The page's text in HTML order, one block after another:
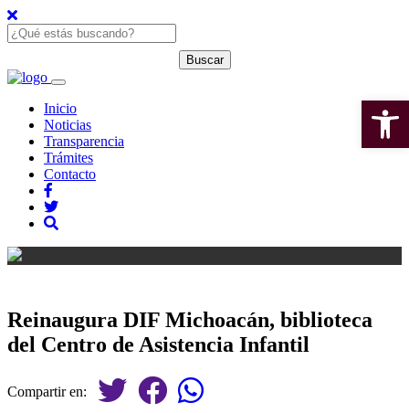
Inicio
Noticias
Transparencia
Trámites
Contacto
Reinaugura DIF Michoacán, biblioteca
del Centro de Asistencia Infantil
Compartir en: